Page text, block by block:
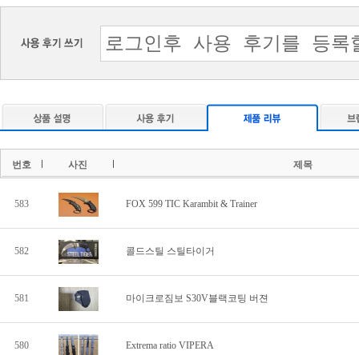
번호 사진 제목
583 FOX 599 TIC Karambit & Trainer
582 콜드스틸 스틸타이거
581 마이크로짐보 S30V블랙코팅 버젼
580 Extrema ratio VIPERA